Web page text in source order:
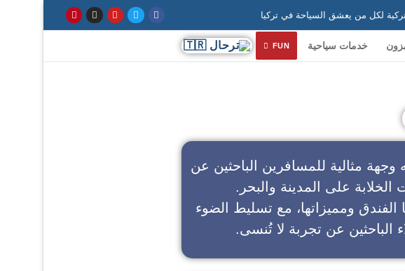
خدمات سياحية FUN
مثالية للمسافرين الباحثين عن
الخلابة على المدينة والبحر.
الفندق ومميزاتها، مع تسليط الضوء
الباحثين عن تجربة لا تُنسى.